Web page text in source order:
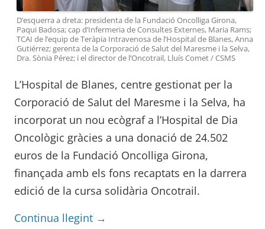
D’esquerra a dreta: presidenta de la Fundació Oncolliga Girona,
Paqui Badosa; cap d’Infermeria de Consultes Externes, Maria Rams;
TCAI de l’equip de Teràpia Intravenosa de l’Hospital de Blanes, Anna
Gutiérrez; gerenta de la Corporació de Salut del Maresme i la Selva,
Dra. Sònia Pérez; i el director de l’Oncotrail, Lluís Comet / CSMS
L’Hospital de Blanes, centre gestionat per la
Corporació de Salut del Maresme i la Selva, ha
incorporat un nou ecògraf a l’Hospital de Dia
Oncològic gràcies a una donació de 24.502
euros de la Fundació Oncolliga Girona,
finançada amb els fons recaptats en la darrera
edició de la cursa solidària Oncotrail.
Continua llegint →